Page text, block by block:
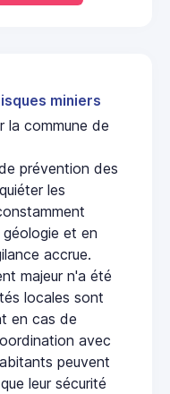
miniers
la commune de
prévention des
les
et en
accrue.
majeur n'a été
locales sont
en cas de
avec
peuvent
leur sécurité